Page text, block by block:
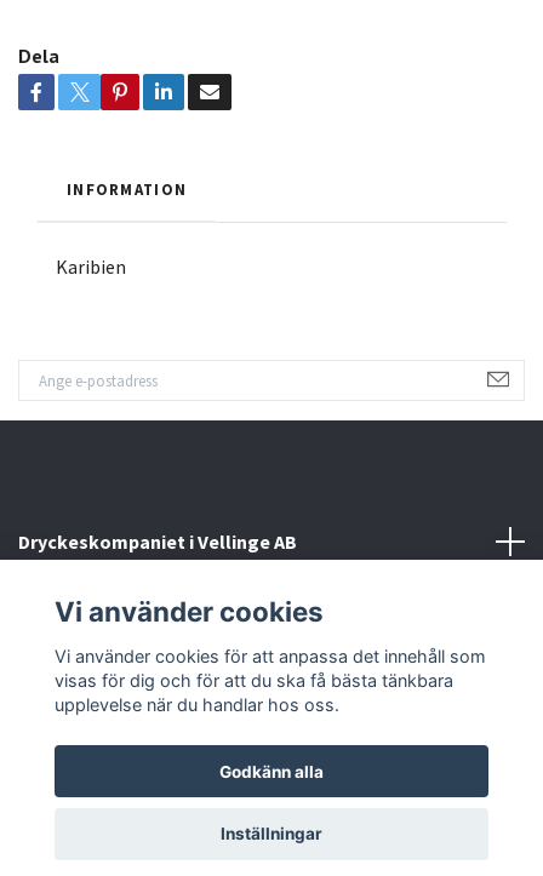
Dela
INFORMATION
Karibien
Dryckeskompaniet i Vellinge AB
Kontakta oss
Sociala medier
© 2026 Dryckeskompaniet i Vellinge
Vi använder cookies
Vi använder cookies för att anpassa det innehåll som
visas för dig och för att du ska få bästa tänkbara
upplevelse när du handlar hos oss.
Godkänn alla
Inställningar